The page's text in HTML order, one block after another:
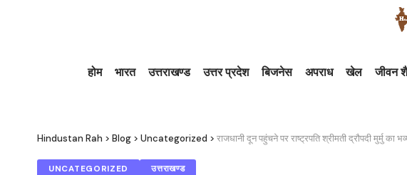
होम भारत उत्तराखण्ड उत्तर प्रदेश बिजनेस अपराध खेल जीवन
Hindustan Rah > Blog > Uncategorized > राजधानी दून पहुंचने पर राष्ट्रपति श्रीमती द्रौपदी मुर्मु का
UNCATEGORIZED उत्तराखण्ड